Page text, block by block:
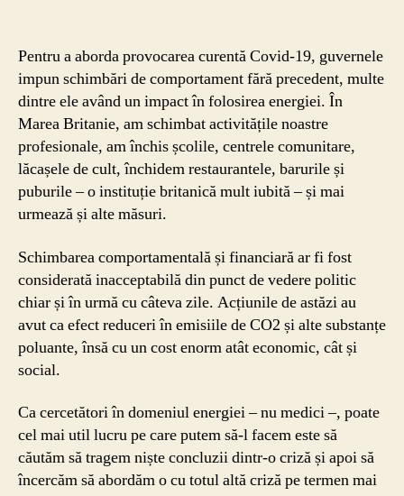
Pentru a aborda provocarea curentă Covid-19, guvernele
impun schimbări de comportament fără precedent, multe
dintre ele având un impact în folosirea energiei. În
Marea Britanie, am schimbat activitățile noastre
profesionale, am închis școlile, centrele comunitare,
lăcașele de cult, închidem restaurantele, barurile și
puburile – o instituție britanică mult iubită – și mai
urmează și alte măsuri.
Schimbarea comportamentală și financiară ar fi fost
considerată inacceptabilă din punct de vedere politic
chiar și în urmă cu câteva zile. Acțiunile de astăzi au
avut ca efect reduceri în emisiile de CO2 și alte substanțe
poluante, însă cu un cost enorm atât economic, cât și
social.
Ca cercetători în domeniul energiei – nu medici –, poate
cel mai util lucru pe care putem să-l facem este să
căutăm să tragem niște concluzii dintr-o criză și apoi să
încercăm să abordăm o cu totul altă criză pe termen mai